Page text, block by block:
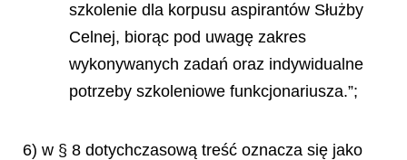
szkolenie dla korpusu aspirantów Służby
Celnej, biorąc pod uwagę zakres
wykonywanych zadań oraz indywidualne
potrzeby szkoleniowe funkcjonariusza.”;
6) w § 8 dotychczasową treść oznacza się jako